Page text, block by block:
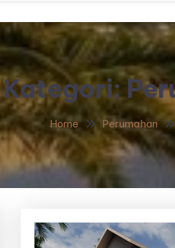
Kategori:
Home Perumahan